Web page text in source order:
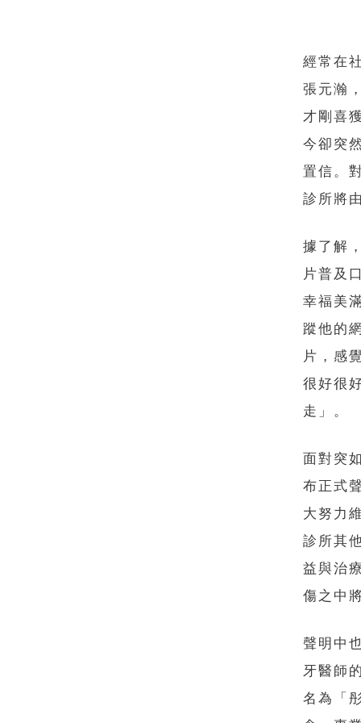
經常在
張元瀚
才剛喜
今卻突
置信。
診所將
據了解
片普及
幸福美
蹤他的
片，感
很好很
走」。
面對突
布正式
大努力
診所其
益與治
傷之中
聲明中
牙醫師
名為「